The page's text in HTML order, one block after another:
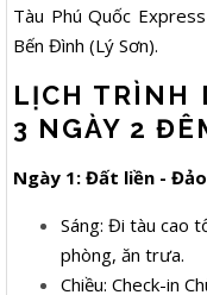
Tàu Phú Quốc
Bến Đình (Lý Sơn).
LỊCH TRÌNH
3 NGÀY 2
Ngày 1: Đất liền -
Sáng: Đi tàu cao
phòng, ăn trưa.
Chiều: Check-in